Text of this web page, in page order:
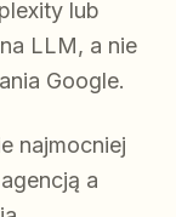
lub
LLM, a nie
Google.
najmocniej
a